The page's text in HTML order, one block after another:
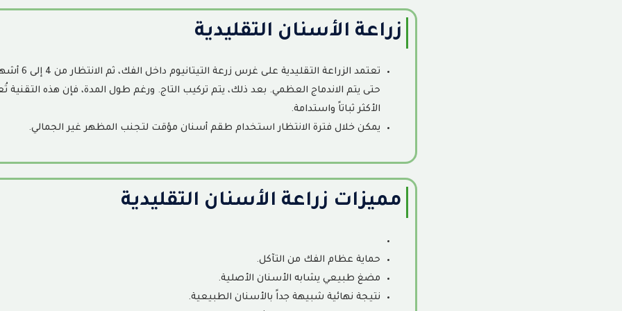
زراعة الأسنان التقليدية
تعتمد الزراعة التقليدية على غرس زرعة التيتانيوم داخل الفك، ثم
حتى يتم الاندماج العظمي. بعد ذلك، يتم تركيب التاج. ورغم طول المدة، فإن هذه التقنية
الأكثر ثباتاً واستدامة.
يمكن خلال فترة الانتظار استخدام طقم أسنان مؤقت لتجنب المظهر غير الجمالي.
مميزات زراعة الأسنان التقليدية
حماية عظام الفك من التآكل.
مضغ طبيعي يشابه الأسنان الأصلية.
نتيجة نهائية شبيهة جداً بالأسنان الطبيعية.